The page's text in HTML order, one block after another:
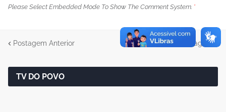
Please Select Embedded Mode To Show The Comment System. *
Postagem Anterior Próxima Postagem
TV DO POVO